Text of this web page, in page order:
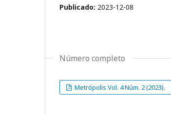
Publicado: 2023-12-08
Número completo
Metrópolis Vol. 4 Núm. 2 (2023).